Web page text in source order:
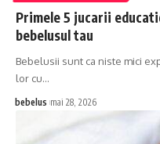
Primele 5 jucarii
bebelusul tau
Bebelusii sunt ca niste mici
lor cu…
bebelus mai 28, 2026